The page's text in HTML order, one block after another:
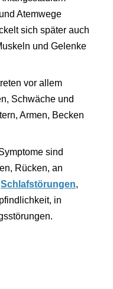
Atemwege
sich später auch
und Gelenke
vor allem
Schwäche und
Armen, Becken
sind
Rücken, an
Schlafstörungen,
in